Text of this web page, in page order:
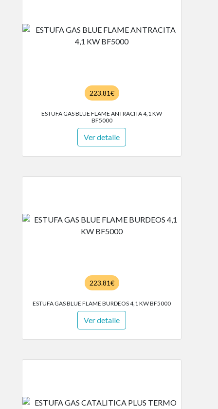
223.81€
ESTUFA GAS BLUE FLAME ANTRACITA 4,1 KW
BF5000
Ver detalle
223.81€
ESTUFA GAS BLUE FLAME BURDEOS 4,1 KW BF5000
Ver detalle